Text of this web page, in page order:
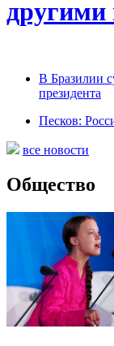
В Бразилии
президента
Песков:
все новости
Общество